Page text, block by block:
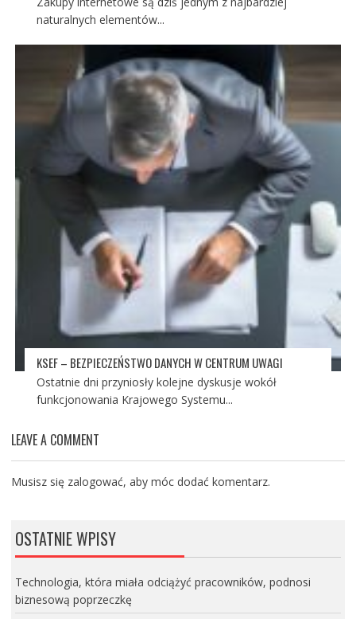
naturalnych elementów...
KSEF – BEZPIECZEŃSTWO DANYCH W CENTRUM UWAGI
Ostatnie dni przyniosły kolejne dyskusje wokół
funkcjonowania Krajowego Systemu...
LEAVE A COMMENT
Musisz się zalogować, aby móc dodać komentarz.
OSTATNIE WPISY
Technologia, która miała odciążyć pracowników, podnosi
biznesową poprzeczkę